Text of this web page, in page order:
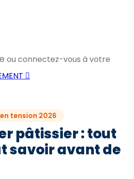
ou connectez-vous à votre
tension 2026
pâtissier : tout
savoir avant de